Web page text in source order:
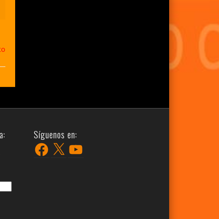
Síguenos en:
Facebook
X YouTube